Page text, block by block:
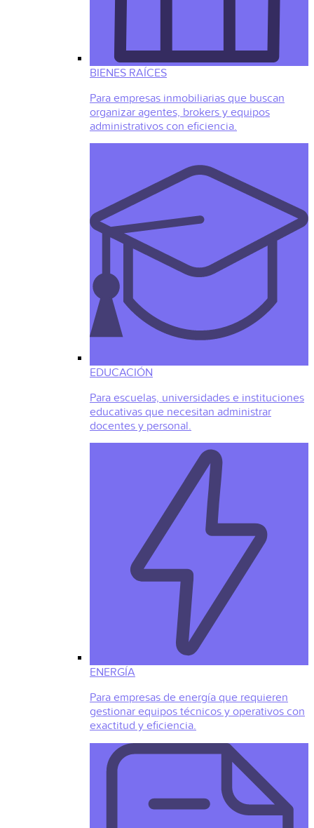
BIENES RAÍCES
Para empresas inmobiliarias que buscan
organizar agentes, brokers y equipos
administrativos con eficiencia.
EDUCACIÓN
Para escuelas, universidades e instituciones
educativas que necesitan administrar
docentes y personal.
ENERGÍA
Para empresas de energía que requieren
gestionar equipos técnicos y operativos con
exactitud y eficiencia.